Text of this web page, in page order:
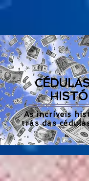
As incríveis
trás das